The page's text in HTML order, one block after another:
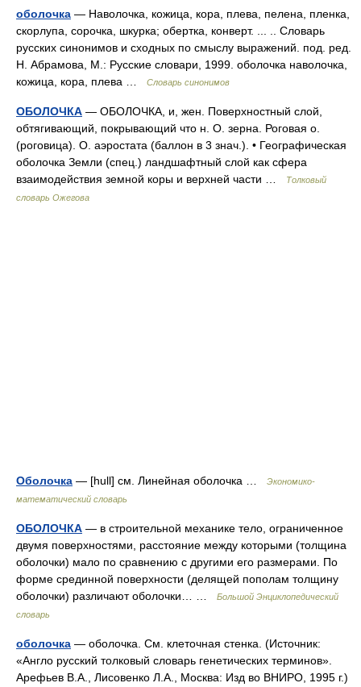
оболочка — Наволочка, кожица, кора, плева, пелена, пленка,
скорлупа, сорочка, шкурка; обертка, конверт. ... .. Словарь
русских синонимов и сходных по смыслу выражений. под. ред.
Н. Абрамова, М.: Русские словари, 1999. оболочка наволочка,
кожица, кора, плева …
Словарь синонимов
ОБОЛОЧКА — ОБОЛОЧКА, и, жен. Поверхностный слой,
обтягивающий, покрывающий что н. О. зерна. Роговая о.
(роговица). О. аэростата (баллон в 3 знач.). • Географическая
оболочка Земли (спец.) ландшафтный слой как сфера
взаимодействия земной коры и верхней части …
Толковый
словарь Ожегова
Оболочка — [hull] см. Линейная оболочка …
Экономико-
математический словарь
ОБОЛОЧКА — в строительной механике тело, ограниченное
двумя поверхностями, расстояние между которыми (толщина
оболочки) мало по сравнению с другими его размерами. По
форме срединной поверхности (делящей пополам толщину
оболочки) различают оболочки… …
Большой Энциклопедический
словарь
оболочка — оболочка. См. клеточная стенка. (Источник:
«Англо русский толковый словарь генетических терминов».
Арефьев В.А., Лисовенко Л.А., Москва: Изд во ВНИРО, 1995 г.)